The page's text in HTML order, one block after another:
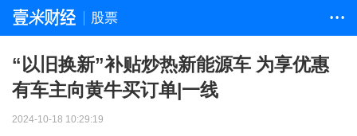
股票 • • •
“以旧换新”补贴炒热新能源车 为享优惠
有车主向黄牛买订单|一线
2024-10-18 10:29:19